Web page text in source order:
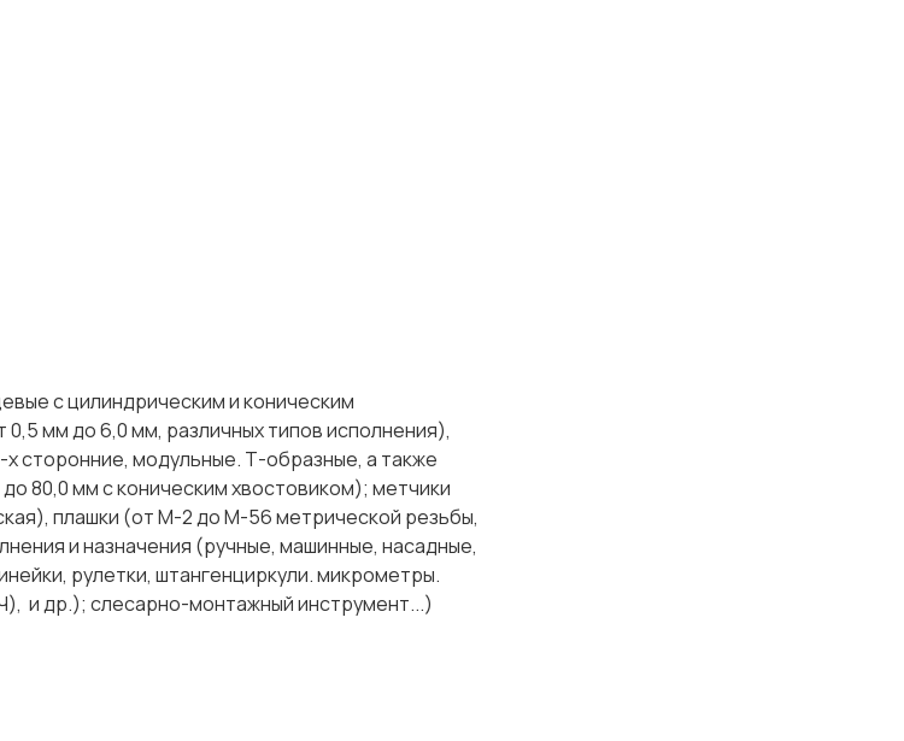
с цилиндрическим и коническим
мм до 6,0 мм, различных типов исполнения),
сторонние, модульные. Т-образные, а также
80,0 мм с коническим хвостовиком); метчики
плашки (от М-2 до М-56 метрической резьбы,
и назначения (ручные, машинные, насадные,
рулетки, штангенциркули. микрометры.
и др.); слесарно-монтажный инструмент...)